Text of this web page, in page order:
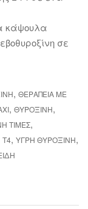
κάψουλα
σε
, ΘΕΡΑΠΕΊΑ ΜΕ
, ΘΥΡΟΞΊΝΗ,
ΤΙΜΈΣ,
Τ4, ΥΓΡΉ ΘΥΡΟΞΊΝΗ,